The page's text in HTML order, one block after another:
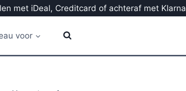
met iDeal, Creditcard of achteraf met Klarna
voor